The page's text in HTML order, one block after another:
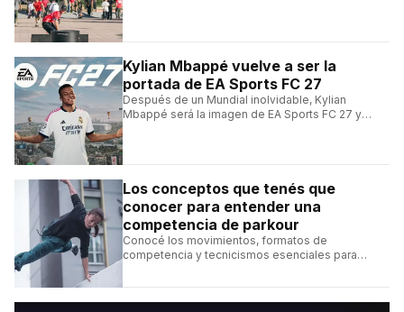
Kylian Mbappé vuelve a ser la
portada de EA Sports FC 27
Después de un Mundial inolvidable, Kylian
Mbappé será la imagen de EA Sports FC 27 y
Los conceptos que tenés que
conocer para entender una
competencia de parkour
Conocé los movimientos, formatos de
competencia y tecnicismos esenciales para